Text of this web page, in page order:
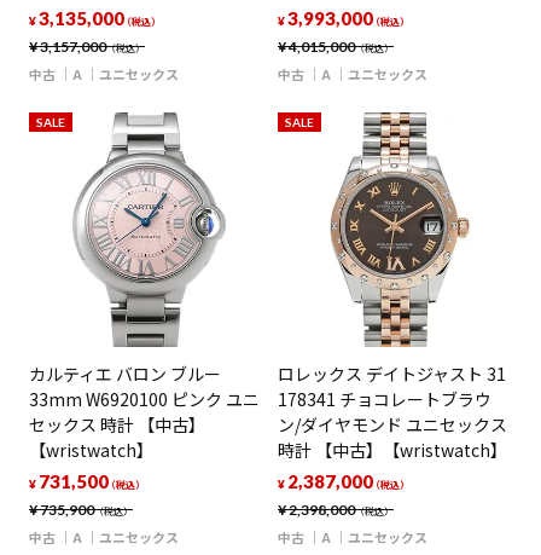
¥3,157,000（税込）
¥3,135,000（税込）
中古 A ユニセックス
¥4,015,000（税込）
¥3,993,000（税込）
中古 A ユニセックス
SALE
カルティエ バロン ブルー
33mm W6920100 ピンク ユニ
セックス 時計 【中古】
【wristwatch】
¥735,900（税込）
¥ 731,500（税込）
中古 A ユニセックス
SALE
ロレックス デイトジャスト 31
178341 チョコレートブラウ
ン/ダイヤモンド ユニセックス
時計 【中古】【wristwatch】
¥2,398,000（税込）
¥ 2,387,000（税込）
中古 A ユニセックス